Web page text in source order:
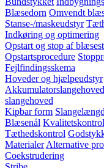
Blæsedorn Omvendt
Stanse-/maskeudstyr
Indkøring og optimering
Opstart og stop af
Opstartsprocedure
Fejlfindingsskema
Hoveder og hjælpeudstyr
Akkumulatorslangehoved
slangehoved
Kipbar form
Blæsenål Kvalitetskontrol
Tæthedskontrol
Materialer Alternative
Coekstrudering